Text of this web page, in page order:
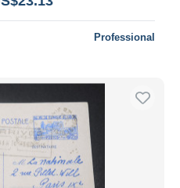
Professional